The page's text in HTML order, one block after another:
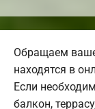
Обращаем
находятся в
Если
балкон,